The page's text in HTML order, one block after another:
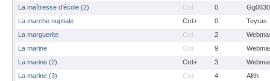
La maîtresse d'école (2)
Crd 0
La marche nuptiale
Crd+ 0
Teyras
La marguerite
Crd 2
La marine
Crd 9
La marine (2)
Crd+ 3
La marine (3)
Crd 4
Alith